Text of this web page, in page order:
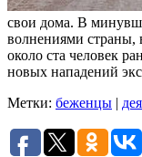
свои дома. В
волнениями страны,
около ста человек
новых нападений
Метки: беженцы |